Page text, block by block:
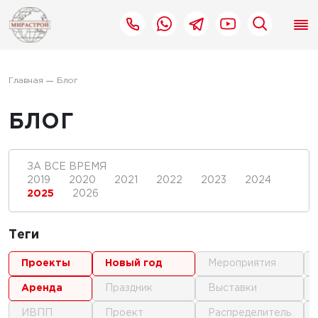
Главная Блог
БЛОГ
ЗА ВСЕ ВРЕМЯ
2019
2020 2021 2022 2023
2024
2025
2026
Теги
проекты
аренда
ИВПП
новый год
праздник
проект
мероприятия
выставки
распределитель